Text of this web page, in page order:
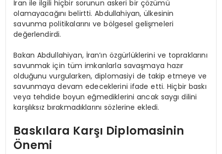
İran ile ilgili hiçbir sorunun askeri bir çözümü
olamayacağını belirtti. Abdullahiyan, ülkesinin
savunma politikalarını ve bölgesel gelişmeleri
değerlendirdi.
Bakan Abdullahiyan, İran’ın özgürlüklerini ve topraklarını
savunmak için tüm imkanlarla savaşmaya hazır
olduğunu vurgularken, diplomasiyi de takip etmeye ve
savunmaya devam edeceklerini ifade etti. Hiçbir baskı
veya tehdide boyun eğmediklerini ancak saygı dilini
karşılıksız bırakmadıklarını sözlerine ekledi.
Baskılara Karşı Diplomasinin
Önemi